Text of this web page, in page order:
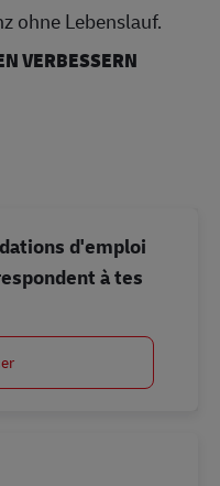
ohne Lebenslauf.
VERBESSERN
d'emploi
à tes